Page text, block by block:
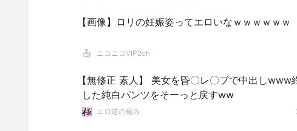
【画像】ロリの妊娠姿ってエロいなｗｗｗｗｗｗ
ニコニコVIP2ch
【無修正 素人】 美女を昏〇レ〇プで中出しwww
した純白パンツをそーっと戻すww
エロ道の極み